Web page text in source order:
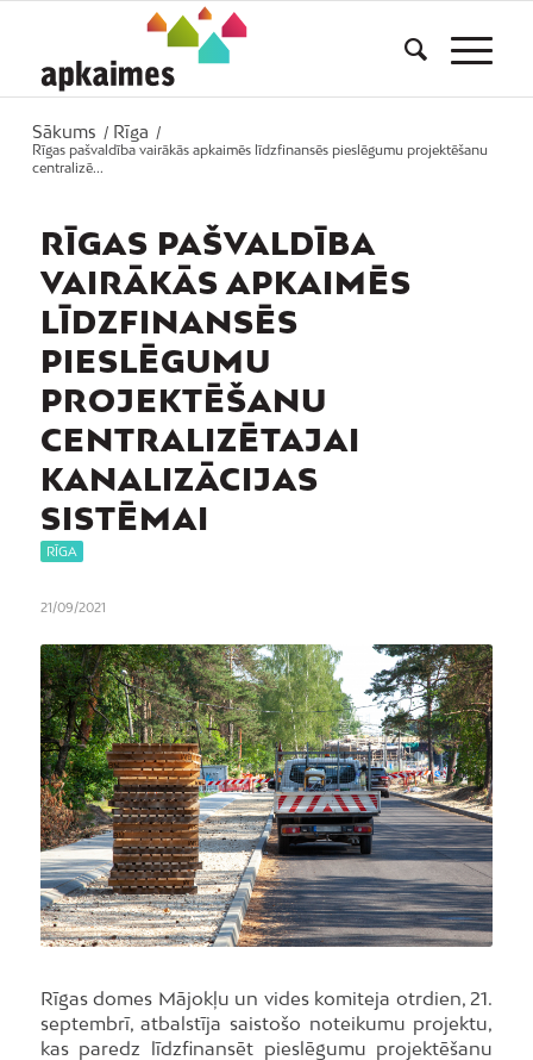
Sākums / Rīga
/
Rīgas pašvaldība vairākās apkaimēs līdzfinansēs pieslēgumu projektēšanu
centralizē...
RĪGAS PAŠVALDĪBA
VAIRĀKĀS APKAIMĒS
LĪDZFINANSĒS
PIESLĒGUMU
PROJEKTĒŠANU
CENTRALIZĒTAJAI
KANALIZĀCIJAS
SISTĒMAI
RĪGA
21/09/2021
Rīgas domes Mājokļu un vides komiteja otrdien, 21.
septembrī, atbalstīja saistošo noteikumu projektu,
kas paredz līdzfinansēt pieslēgumu projektēšanu